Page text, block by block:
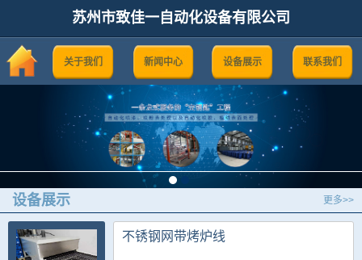
苏州市致佳一自动化设备有限公司
关于我们 新闻中心 设备展示 联系我们
设备展示 更多>>
不锈钢网带烤炉线